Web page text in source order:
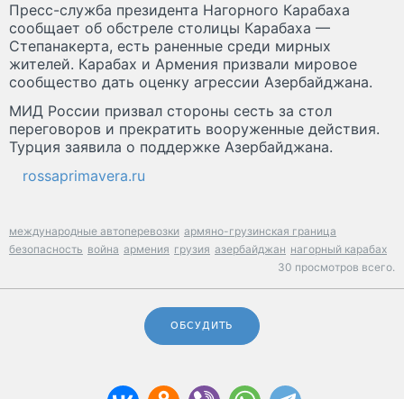
Пресс-служба президента Нагорного Карабаха
сообщает об обстреле столицы Карабаха —
Степанакерта, есть раненные среди мирных
жителей. Карабах и Армения призвали мировое
сообщество дать оценку агрессии Азербайджана.
МИД России призвал стороны сесть за стол
переговоров и прекратить вооруженные действия.
Турция заявила о поддержке Азербайджана.
rossaprimavera.ru
международные автоперевозки армяно-грузинская граница
безопасность война армения грузия азербайджан нагорный карабах
30 просмотров всего.
ОБСУДИТЬ